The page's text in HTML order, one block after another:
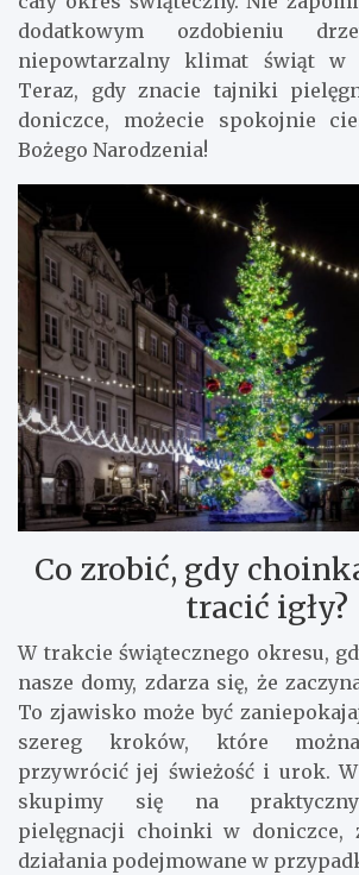
dodatkowym ozdobieniu
niepowtarzalny klimat świąt w
Teraz, gdy znacie tajniki
doniczce, możecie spokojnie
Bożego Narodzenia!
Co zrobić, gdy
tracić igły?
W trakcie świątecznego okresu,
nasze domy, zdarza się, że
To zjawisko może być
szereg kroków, które
przywrócić jej świeżość i urok.
skupimy się na
pielęgnacji choinki w doniczce,
działania podejmowane w